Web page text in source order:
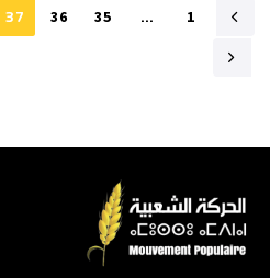
1
…
35
36
37